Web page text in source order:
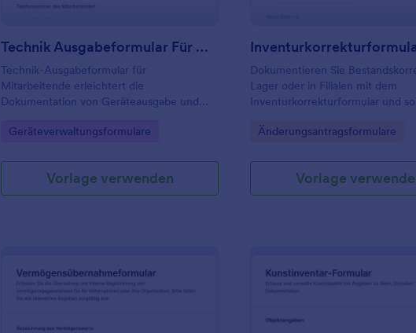
Technik Ausgabeformular Für Mitarbeitende
Technik-Ausgabeformular für
Mitarbeitende erleichtert die
Dokumentation von Geräteausgabe und
Verwaltung Übergaben, Rückgabetermine
nachverfolgen können.
Go to Category:
Geräteverwaltungsformulare
Vorlage verwenden
Dokumentieren Sie
Lager oder in Filialen mit dem
Inventurkorrekturformular und
klare interne Freigaben in Jotform.
Go to Category:
Änderungsantragsformulare
Vorlage